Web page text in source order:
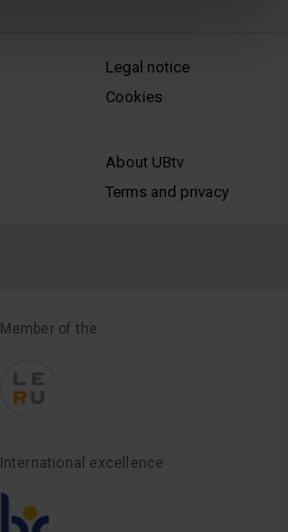
MENÚ PEU 1
Legal notice
Cookies
PEU 2
About UBtv
Terms and privacy
Member of the
International excellence